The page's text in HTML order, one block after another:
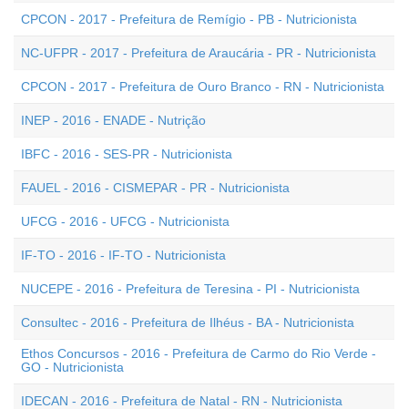
CPCON - 2017 - Prefeitura de Remígio - PB - Nutricionista
NC-UFPR - 2017 - Prefeitura de Araucária - PR - Nutricionista
CPCON - 2017 - Prefeitura de Ouro Branco - RN - Nutricionista
INEP - 2016 - ENADE - Nutrição
IBFC - 2016 - SES-PR - Nutricionista
FAUEL - 2016 - CISMEPAR - PR - Nutricionista
UFCG - 2016 - UFCG - Nutricionista
IF-TO - 2016 - IF-TO - Nutricionista
NUCEPE - 2016 - Prefeitura de Teresina - PI - Nutricionista
Consultec - 2016 - Prefeitura de Ilhéus - BA - Nutricionista
Ethos Concursos - 2016 - Prefeitura de Carmo do Rio Verde -
GO - Nutricionista
IDECAN - 2016 - Prefeitura de Natal - RN - Nutricionista